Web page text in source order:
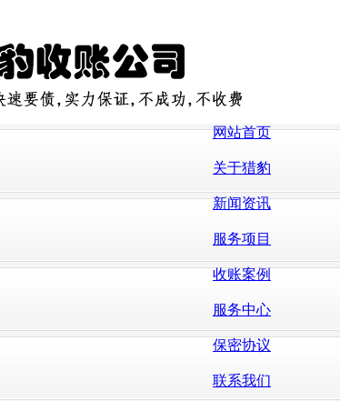
网站首页
关于猎豹
新闻资讯
服务项目
收账案例
服务中心
保密协议
联系我们